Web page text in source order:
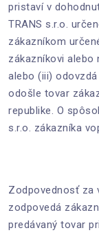
pristaví v
TRANS s.r.o.
zákazníkom
zákazníkovi alebo
alebo (iii)
odošle tovar
republike. O
s.r.o. zákazníka
Zodpovednosť za
zodpovedá
predávaný tovar